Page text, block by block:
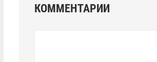
КОММЕНТАРИИ